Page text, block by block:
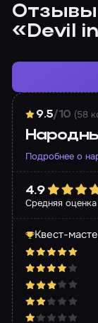
Отзывы
«Devil
9.5/10 (58
Подробнее о
Средняя оценка
4.9
Квест-